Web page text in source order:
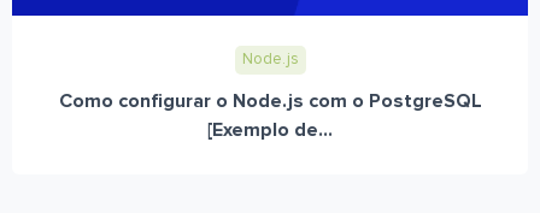
Node.js
Como configurar o Node.js com o PostgreSQL
[Exemplo de...